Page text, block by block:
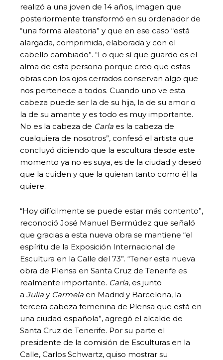
realizó a una joven de 14 años, imagen que
posteriormente transformó en su ordenador de
“una forma aleatoria” y que en ese caso “está
alargada, comprimida, elaborada y con el
cabello cambiado”. “Lo que sí que guardo es el
alma de esta persona porque creo que estas
obras con los ojos cerrados conservan algo que
nos pertenece a todos. Cuando uno ve esta
cabeza puede ser la de su hija, la de su amor o
la de su amante y es todo es muy importante.
No es la cabeza de Carla es la cabeza de
cualquiera de nosotros”, confesó el artista que
concluyó diciendo que la escultura desde este
momento ya no es suya, es de la ciudad y deseó
que la cuiden y que la quieran tanto como él la
quiere.
“Hoy difícilmente se puede estar más contento”,
reconoció José Manuel Bermúdez que señaló
que gracias a esta nueva obra se mantiene “el
espíritu de la Exposición Internacional de
Escultura en la Calle del 73”. “Tener esta nueva
obra de Plensa en Santa Cruz de Tenerife es
realmente importante. Carla, es junto
a Julia y Carmela en Madrid y Barcelona, la
tercera cabeza femenina de Plensa que está en
una ciudad española”, agregó el alcalde de
Santa Cruz de Tenerife. Por su parte el
presidente de la comisión de Esculturas en la
Calle, Carlos Schwartz, quiso mostrar su